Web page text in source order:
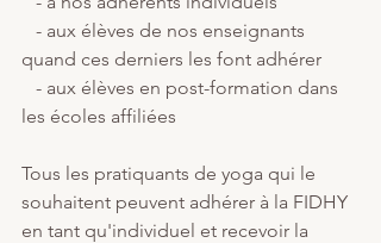
quand ces derniers les font adhérer
les écoles affiliées
Tous les pratiquants de yoga qui le
souhaitent peuvent adhérer à la FIDHY
en tant qu'individuel et recevoir la